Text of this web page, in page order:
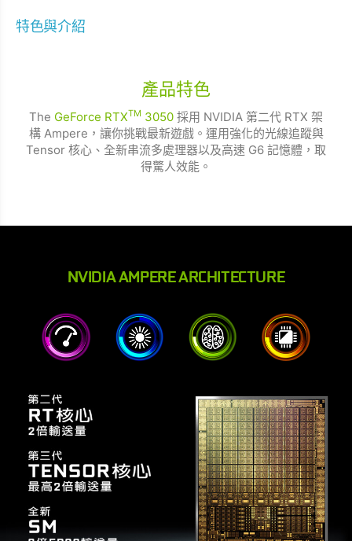
特色與介紹
產品特色
The GeForce RTXTM 3050 採用 NVIDIA 第二代 RTX 架
構 Ampere，讓你挑戰最新遊戲。運用強化的光線追蹤與
Tensor 核心、全新串流多處理器以及高速 G6 記憶體，取
得驚人效能。
NVIDIA AMPERE ARCHITECTURE